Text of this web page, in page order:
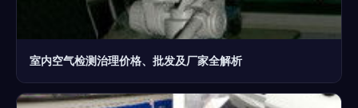
室内空气检测治理价格、批发及厂家全解析